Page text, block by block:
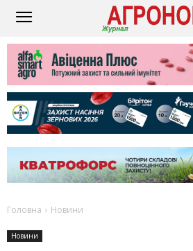
Головна Новини
Новини